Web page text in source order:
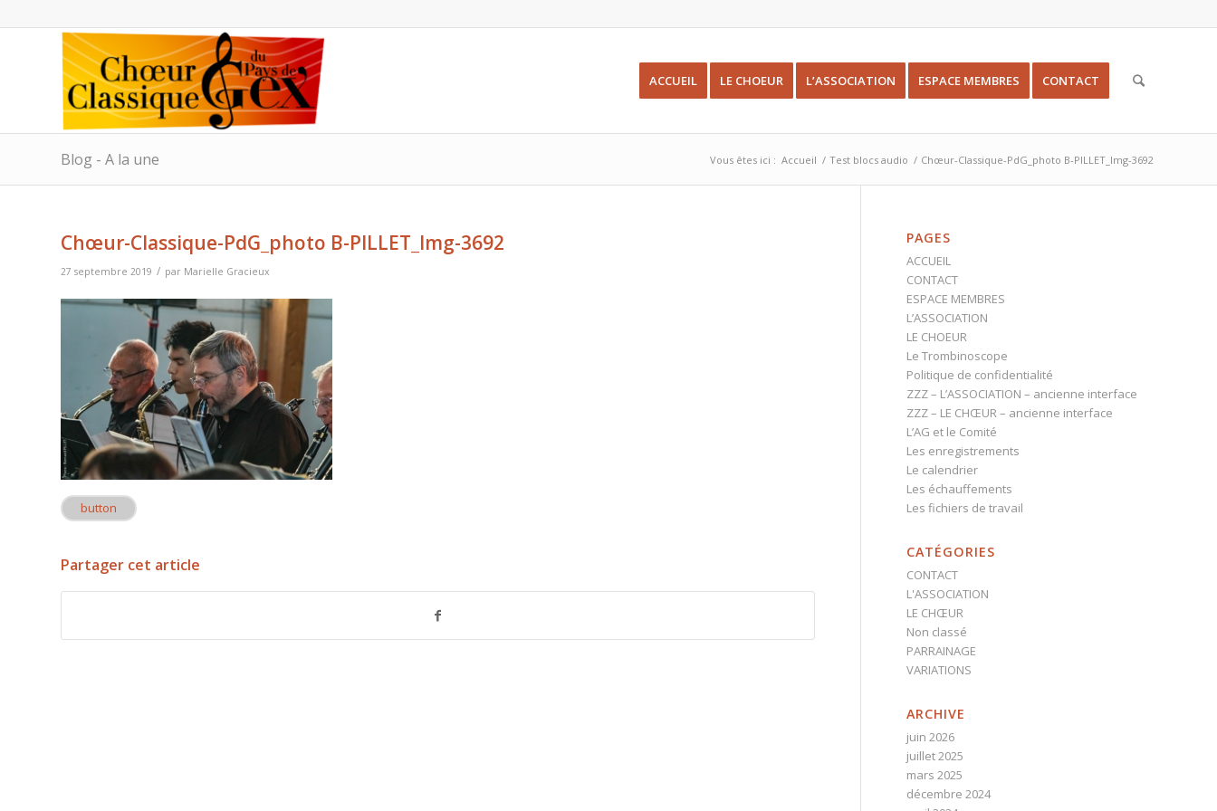
ACCUEIL LE CHOEUR L’ASSOCIATION ESPACE MEMBRES CONTACT
Blog - A la une Vous êtes ici : Accueil / Test blocs audio / Chœur-Classique-PdG_photo B-PILLET_Img-3692
Chœur-Classique-PdG_photo B-PILLET_Img-3692
27 septembre 2019 / par Marielle Gracieux
button
Partager cet article
PAGES
ACCUEIL
CONTACT
ESPACE MEMBRES
L’ASSOCIATION
LE CHOEUR
Le Trombinoscope
Politique de confidentialité
ZZZ – L’ASSOCIATION – ancienne interface
ZZZ – LE CHŒUR – ancienne interface
L’AG et le Comité
Les enregistrements
Le calendrier
Les échauffements
Les fichiers de travail
CATÉGORIES
CONTACT
L'ASSOCIATION
LE CHŒUR
Non classé
PARRAINAGE
VARIATIONS
ARCHIVE
juin 2026
juillet 2025
mars 2025
décembre 2024